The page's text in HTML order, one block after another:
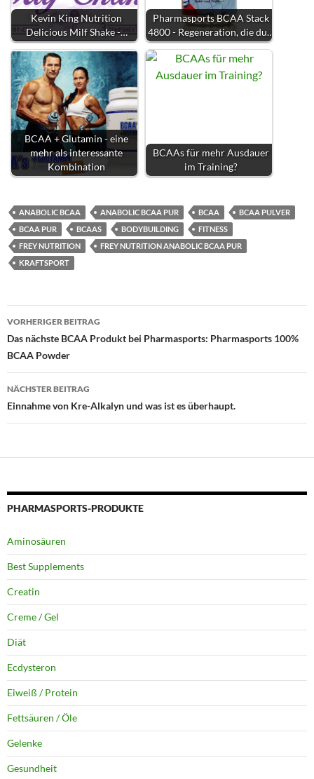
Kevin King Nutrition
Delicious Milf Shake -…
Pharmasports BCAA Stack
4800 - Regeneration, die du…
BCAA + Glutamin - eine
mehr als interessante
Kombination
BCAAs für mehr Ausdauer
im Training?
ANABOLIC BCAA ANABOLIC BCAA PUR BCAA
BCAA PULVER
BCAA PUR
BCAAS BODYBUILDING
FITNESS
FREY NUTRITION
FREY NUTRITION ANABOLIC BCAA PUR
KRAFTSPORT
Beitragsnavigation
VORHERIGER BEITRAG
Das nächste BCAA Produkt bei Pharmasports: Pharmasports 100%
BCAA Powder
NÄCHSTER BEITRAG
Einnahme von Kre-Alkalyn und was ist es überhaupt.
PHARMASPORTS-PRODUKTE
Aminosäuren
Best Supplements
Creatin
Creme / Gel
Diät
Ecdysteron
Eiweiß / Protein
Fettsäuren / Öle
Gelenke
Gesundheit